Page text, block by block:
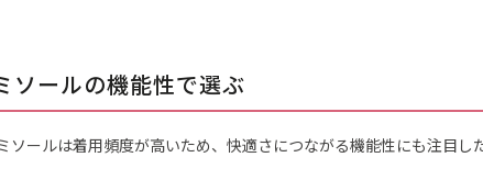
ソールの機能性で選ぶ
ソールは着用頻度が高いため、快適さにつながる機能性にも注目し